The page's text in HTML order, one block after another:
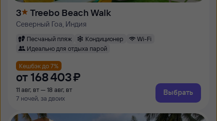
3 Treebo Beach Walk
Северный Гоа, Индия
Песчаный пляж Кондиционер
Wi-Fi
Идеально для отдыха парой
Кешбэк до 7%
от 168 ⁠403 ⁠₽
11 авг, вт — 18 авг, вт
7 ночей, за двоих
Выбрать